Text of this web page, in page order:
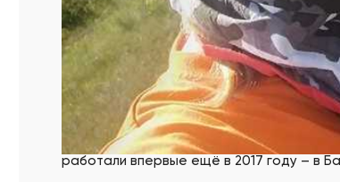
В течении трёх дней работа велась в
нескольких километров друг от друга.
пространства полей под
– Для нас с супругой это не первый
мероприятиях как ралли «Южный Урал»,
работали впервые ещё в 2017 году – в